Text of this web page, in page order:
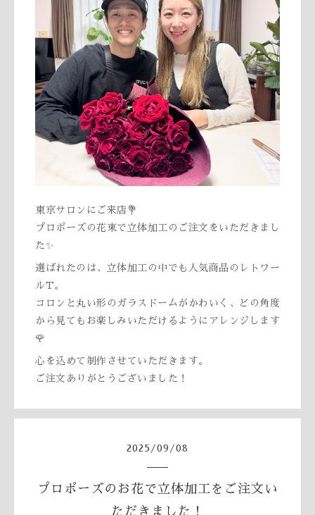
東京サロンにご来店💐
プロポーズの花束で立体加工のご注文をいただきまし
た✨
選ばれたのは、立体加工の中でも人気商品のレトワー
ルT。
コロンと丸い形のガラスドームがかわいく、どの角度
から見てもお楽しみいただけるようにアレンジします
🌹
心を込めて制作させていただきます。
ご注文ありがとうございました！
2025 /09 /08
プロポーズのお花で立体加工をご注文い
ただきました！